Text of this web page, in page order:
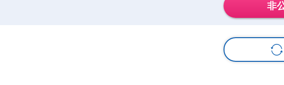
非